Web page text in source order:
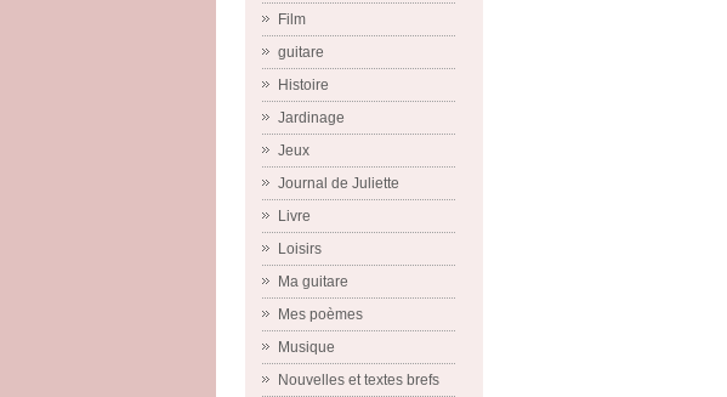
Film
guitare
Histoire
Jardinage
Jeux
Journal de Juliette
Livre
Loisirs
Ma guitare
Mes poèmes
Musique
Nouvelles et textes brefs